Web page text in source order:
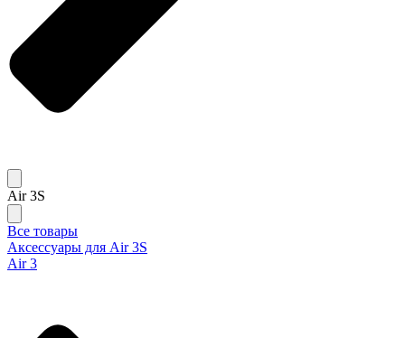
Air 3S
Все товары
Аксессуары для Air 3S
Air 3